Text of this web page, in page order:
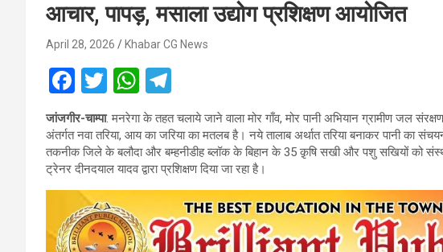
आचार, पापड़, मसाला उद्योग प्रशिक्षण आयोजित
April 28, 2026 Khabar CG News
F
a
ce
b
o
o
k
T
wi
tt
er
W
h
at
s
A
p
p
el
e
gr
a
m
जांजगीर-चाम्पा. मनरेगा के तहत चलाये जाने वाला मोर गाँव, मोर पानी अभियान ग्रामीण जल
अंतर्गत नवा तरिया, आय का जरिया का मतलब है। नये तालाब अर्थात तरिया बनाकर पानी
तकनीक जिले के बलौदा और बम्हनीडीह ब्लॉक के बिहान के 35 क़ृषि सखी और पशु सखियों को
ट्रेनर दीनदयाल यादव द्वारा प्रशिक्षण दिया जा रहा है।